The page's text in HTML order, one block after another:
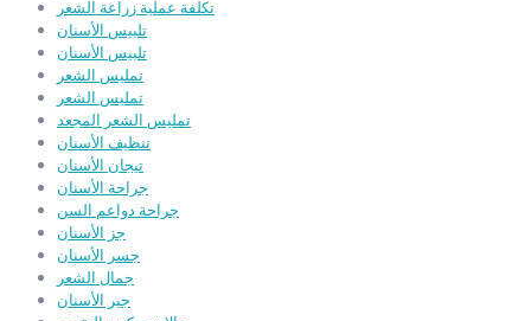
تكلفة عملية زراعة الشعر
تلبيس الأسنان
تلبيس الأسنان
تمليس الشعر
تمليس الشعر
تمليس الشعر المجعد
تنظيف الأسنان
تيجان الأسنان
جراحة الأسنان
جراحة دواعم السن
جز الأسنان
جسر الأسنان
جمال الشعر
جير الأسنان